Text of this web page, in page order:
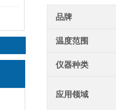
品牌
温度范围
仪器种类
应用领域